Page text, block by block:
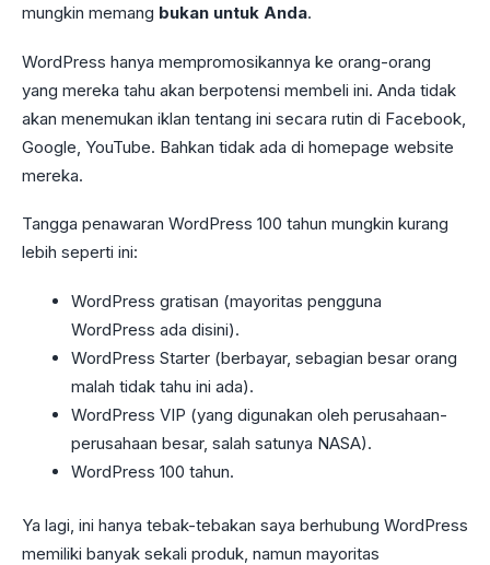
mungkin memang bukan untuk Anda.
WordPress hanya mempromosikannya ke orang-orang
yang mereka tahu akan berpotensi membeli ini. Anda tidak
akan menemukan iklan tentang ini secara rutin di Facebook,
Google, YouTube. Bahkan tidak ada di homepage website
mereka.
Tangga penawaran WordPress 100 tahun mungkin kurang
lebih seperti ini:
WordPress gratisan (mayoritas pengguna
WordPress ada disini).
WordPress Starter (berbayar, sebagian besar orang
malah tidak tahu ini ada).
WordPress VIP (yang digunakan oleh perusahaan-
perusahaan besar, salah satunya NASA).
WordPress 100 tahun.
Ya lagi, ini hanya tebak-tebakan saya berhubung WordPress
memiliki banyak sekali produk, namun mayoritas